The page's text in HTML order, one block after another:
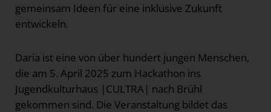
gemeinsam Ideen für eine inklusive Zukunft
entwickeln.
Daria ist eine von über hundert jungen Menschen,
die am 5. April 2025 zum Hackathon ins
Jugendkulturhaus |CULTRA| nach Brühl
gekommen sind. Die Veranstaltung bildet das